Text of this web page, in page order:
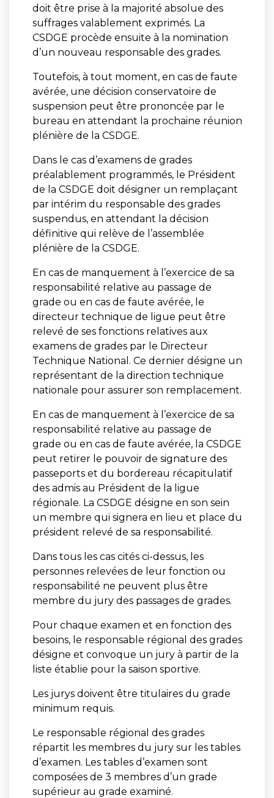
doit être prise à la majorité absolue des
suffrages valablement exprimés. La
CSDGE procède ensuite à la nomination
d’un nouveau responsable des grades.
Toutefois, à tout moment, en cas de faute
avérée, une décision conservatoire de
suspension peut être prononcée par le
bureau en attendant la prochaine réunion
plénière de la CSDGE.
Dans le cas d’examens de grades
préalablement programmés, le Président
de la CSDGE doit désigner un remplaçant
par intérim du responsable des grades
suspendus, en attendant la décision
définitive qui relève de l’assemblée
plénière de la CSDGE.
En cas de manquement à l’exercice de sa
responsabilité relative au passage de
grade ou en cas de faute avérée, le
directeur technique de ligue peut être
relevé de ses fonctions relatives aux
examens de grades par le Directeur
Technique National. Ce dernier désigne un
représentant de la direction technique
nationale pour assurer son remplacement.
En cas de manquement à l’exercice de sa
responsabilité relative au passage de
grade ou en cas de faute avérée, la CSDGE
peut retirer le pouvoir de signature des
passeports et du bordereau récapitulatif
des admis au Président de la ligue
régionale. La CSDGE désigne en son sein
un membre qui signera en lieu et place du
président relevé de sa responsabilité.
Dans tous les cas cités ci-dessus, les
personnes relevées de leur fonction ou
responsabilité ne peuvent plus être
membre du jury des passages de grades.
Pour chaque examen et en fonction des
besoins, le responsable régional des grades
désigne et convoque un jury à partir de la
liste établie pour la saison sportive.
Les jurys doivent être titulaires du grade
minimum requis.
Le responsable régional des grades
répartit les membres du jury sur les tables
d’examen. Les tables d’examen sont
composées de 3 membres d’un grade
supérieur au grade examiné.